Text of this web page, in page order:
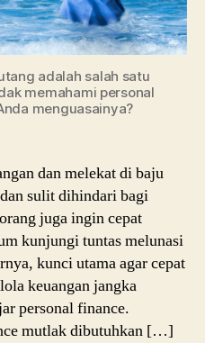
adalah salah satu
memahami personal
menguasainya?
dan melekat di baju
sulit dihindari bagi
juga ingin cepat
kunjungi tuntas melunasi
kunci utama agar cepat
keuangan jangka
personal finance.
mutlak dibutuhkan […]